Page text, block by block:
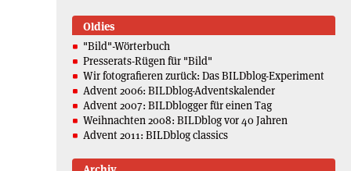
Oldies
"Bild"-Wörterbuch
Presserats-Rügen für "Bild"
Wir fotografieren zurück: Das BILDblog-Experiment
Advent 2006: BILDblog-Adventskalender
Advent 2007: BILDblogger für einen Tag
Weihnachten 2008: BILDblog vor 40 Jahren
Advent 2011: BILDblog classics